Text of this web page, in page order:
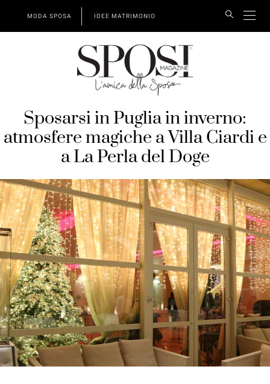
MODA SPOSA IDEE MATRIMONIO
Sposarsi in Puglia in inverno:
atmosfere magiche a Villa Ciardi e
a La Perla del Doge